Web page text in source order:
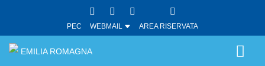
PEC WEBMAIL AREA RISERVATA
EMILIA ROMAGNA